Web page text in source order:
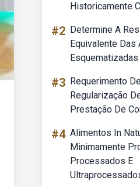
Historicamente
#2 Determine A
Equivalente
#3 Requerimento
Regularização
Prestação De
#4 Alimentos In
Minimamente
Processados E